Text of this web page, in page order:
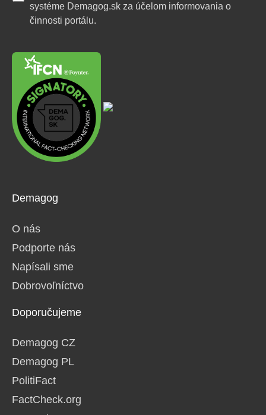
Demagog
O nás
Podporte nás
Napísali sme
Dobrovoľníctvo
Doporučujeme
Demagog CZ
Demagog PL
PolitiFact
FactCheck.org
systéme Demagog.sk za účelom informovania o
činnosti portálu.